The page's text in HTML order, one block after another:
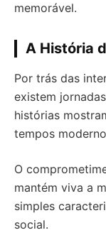
memorável.
A História
Por trás das
existem
histórias
tempos
O
mantém viva a
simples
social.